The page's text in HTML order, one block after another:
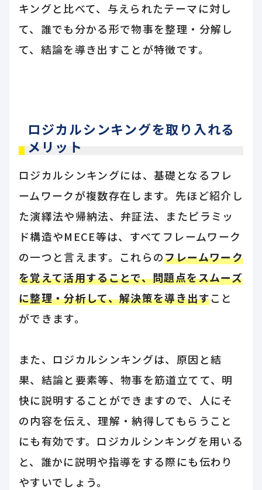
キングと比べて、与えられたテーマに対し
て、誰でも分かる形で物事を整理・分解し
て、結論を導き出すことが特徴です。
ロジカルシンキングを取り入れる
メリット
ロジカルシンキングには、基礎となるフレ
ームワークが複数存在します。先ほど紹介し
た演繹法や帰納法、弁証法、またピラミッ
ド構造やMECE等は、すべてフレームワーク
の一つと言えます。これらのフレームワーク
を覚えて活用することで、問題点をスムーズ
に整理・分析して、解決策を導き出すこと
ができます。
また、ロジカルシンキングは、原因と結
果、結論と要素等、物事を筋道立てて、明
快に説明することができますので、人にそ
の内容を伝え、理解・納得してもらうこと
にも有効です。ロジカルシンキングを用いる
と、誰かに説明や指導をする際にも伝わり
やすいでしょう。